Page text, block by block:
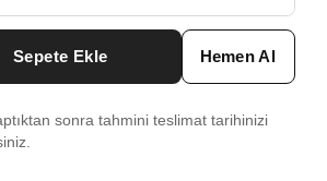
₺20604
HIZLI ᐳ ₺9549
Sepete Ekle Hemen Al
sonra tahmini teslimat tarihinizi